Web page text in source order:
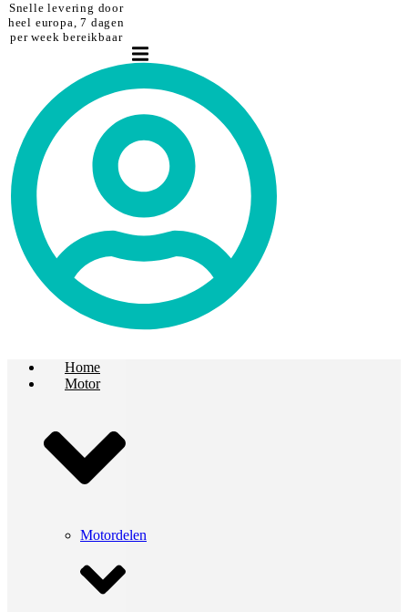
Snelle levering door
heel europa, 7 dagen
per week bereikbaar
Home
Motor
Motordelen